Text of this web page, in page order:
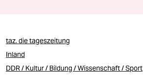
taz. die tageszeitung
Inland
DDR / Kultur / Bildung / Wissenschaft / Sport